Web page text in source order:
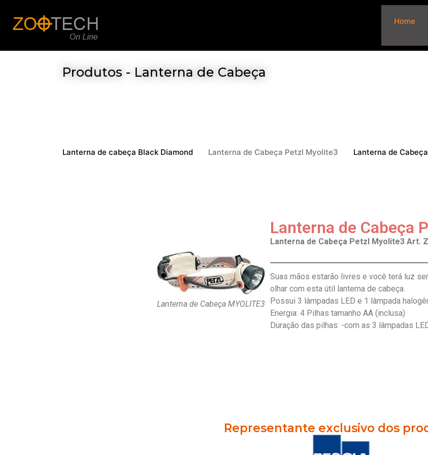
Home
Produtos - Lanterna de Cabeça
Lanterna de cabeça Black Diamond Lanterna de Cabeça Petzl Myolite3 Lanterna de
Lanterna de Cabeça
Lanterna de Cabeça Petzl Myolite3 Art.
Suas mãos estarão livres e você terá luz
olhar com esta útil lanterna de cabeça.
Possui 3 lâmpadas LED e 1 lâmpada
Energia: 4 Pilhas tamanho AA (inclusa)
Duração das pilhas: -com as 3 lâmpadas
Lanterna de Cabeça MYOLITE3
Representante exclusivo dos